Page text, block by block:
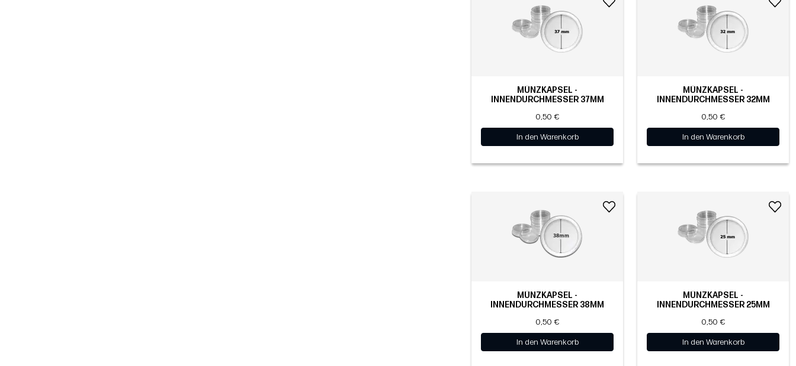
MÜNZKAPSEL -
INNENDURCHMESSER 37MM
0,50 €
In den Warenkorb
MÜNZKAPSEL -
INNENDURCHMESSER 32MM
0,50 €
In den Warenkorb
MÜNZKAPSEL -
INNENDURCHMESSER 38MM
0,50 €
In den Warenkorb
MÜNZKAPSEL -
INNENDURCHMESSER 25MM
0,50 €
In den Warenkorb